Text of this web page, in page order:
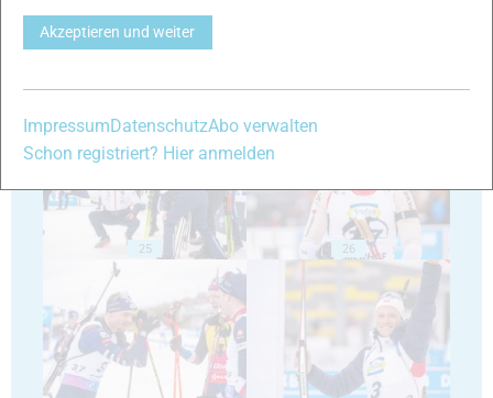
23 24
25 26
Akzeptieren und weiter
ImpressumDatenschutzAbo verwalten
Schon registriert? Hier anmelden